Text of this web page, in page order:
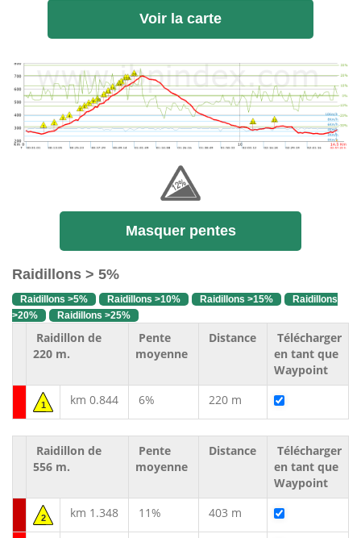
Voir la carte
Masquer pentes
Raidillons > 5%
Raidillons >5% Raidillons >10% Raidillons >15%
Raidillons
>20%
Raidillons >25%
Raidillon de
220 m.
Pente
moyenne
Distance
Télécharger
en tant que
Waypoint
1 km 0.844 6% 220 m
Raidillon de
556 m.
Pente
moyenne
Distance
Télécharger
en tant que
Waypoint
2 km 1.348 11% 403 m